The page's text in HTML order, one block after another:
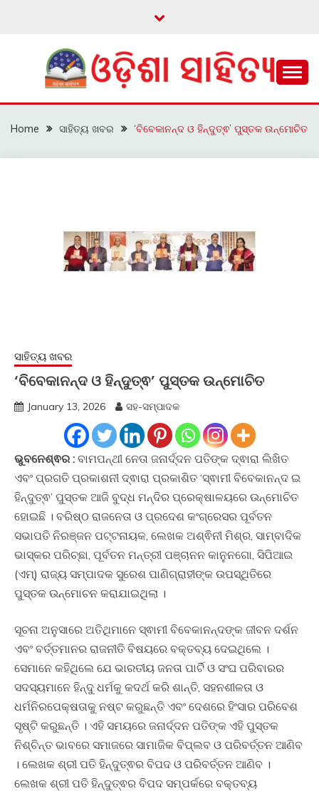
ଓଡ଼ିଶା ସାହିତ୍ୟ
Home ସାହିତ୍ୟ ଖବର ‘ବିବେକାନନ୍ଦ ଓ ହିନ୍ଦୁତ୍ଵ’ ପୁସ୍ତକ ଉନ୍ମୋଚିତ
ସାହିତ୍ୟ ଖବର
‘ବିବେକାନନ୍ଦ ଓ ହିନ୍ଦୁତ୍ଵ’ ପୁସ୍ତକ ଉନ୍ମୋଚିତ
January 13, 2026 ସହ-ସମ୍ପାଦକ
ଭୁବନେଶ୍ଵର : ବାମପନ୍ଥୀ ନେତା ଜନାର୍ଦ୍ଦନ ପତିଙ୍କ ଦ୍ଵାରା ଲିଖିତ
ଏବଂ ପ୍ରଗତି ପ୍ରକାଶନୀ ଦ୍ଵାରା ପ୍ରକାଶିତ ‘ସ୍ଵାମୀ ବିବେକାନନ୍ଦ ଇ
ହିନ୍ଦୁତ୍ଵ’ ପୁସ୍ତକ ଆଜି ବୁଦ୍ଧ ମନ୍ଦିର ପ୍ରେକ୍ଷାଳୟରେ ଉନ୍ମୋଚିତ
ହୋଇଛି । ବରିଷ୍ଠ ରାଜନେତା ଓ ପ୍ରଦେଶ କଂଗ୍ରେସର ପୂର୍ବତନ
ସଭାପତି ନିରଞ୍ଜନ ପଟ୍ଟନାୟକ, ଲେଖକ ଅଶ୍ଵିନୀ ମିଶ୍ର, ସାମ୍ବାଦିକ
ଭାସ୍କର ପରିଚ୍ଛା, ପୂର୍ବତନ ମନ୍ତ୍ରୀ ପଞ୍ଚାନନ କାନୁନଗୋ, ସିପିଆଇ
(ଏମ୍) ରାଜ୍ୟ ସମ୍ପାଦକ ସୁରେଶ ପାଣିଗ୍ରାହୀଙ୍କ ଉପସ୍ଥିତିରେ
ପୁସ୍ତକ ଉନ୍ମୋଚନ କରାଯାଇଥିଲା ।
ସୂଚନା ଅନୁସାରେ ଅତିଥିମାନେ ସ୍ଵାମୀ ବିବେକାନନ୍ଦଙ୍କ ଜୀବନ ଦର୍ଶନ
ଏବଂ ବର୍ତ୍ତମାନର ରାଜନୀତି ବିଷୟରେ ବକ୍ତବ୍ୟ ଦେଇଥିଲେ ।
ସେମାନେ କହିଥିଲେ ଯେ ଭାରତୀୟ ଜନତା ପାର୍ଟି ଓ ସଂଘ ପରିବାରର
ସଦସ୍ୟମାନେ ହିନ୍ଦୁ ଧର୍ମକୁ କଦର୍ଥ କରି ଶାନ୍ତି, ସହନଶୀଳତା ଓ
ଧର୍ମନିରପେକ୍ଷତାକୁ ନଷ୍ଟ କରୁଛନ୍ତି ଏବଂ ଦେଶରେ ହିଂସାର ପରିବେଶ
ସୃଷ୍ଟି କରୁଛନ୍ତି । ଏହି ସମୟରେ ଜନାର୍ଦ୍ଦନ ପତିଙ୍କ ଏହି ପୁସ୍ତକ
ନିଶ୍ଚିନ୍ତ ଭାବରେ ସମାଜରେ ସାମାଜିକ ବିପ୍ଲବ ଓ ପରିବର୍ତ୍ତନ ଆଣିବ
। ଲେଖକ ଶ୍ରୀ ପତି ହିନ୍ଦୁତ୍ଵର ବିପଦ ଓ ପରିବର୍ତ୍ତନ ଆଣିବ ।
ଲେଖକ ଶ୍ରୀ ପତି ହିନ୍ଦୁତ୍ଵର ବିପଦ ସମ୍ପର୍କରେ ବକ୍ତବ୍ୟ